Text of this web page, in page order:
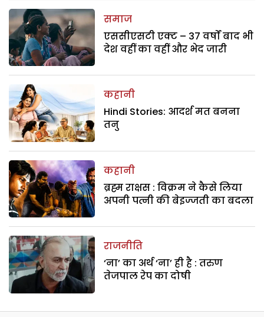
समाज
एससीएसटी एक्ट – 37 वर्षों बाद भी
देश वहीं का वहीं और भेद जारी
कहानी
Hindi Stories: आदर्श मत बनना
तनु
कहानी
ब्रह्म राक्षस : विक्रम ने कैसे लिया
अपनी पत्नी की बेइज्जती का बदला
राजनीति
‘ना’ का अर्थ ‘ना’ ही है : तरुण
तेजपाल रेप का दोषी